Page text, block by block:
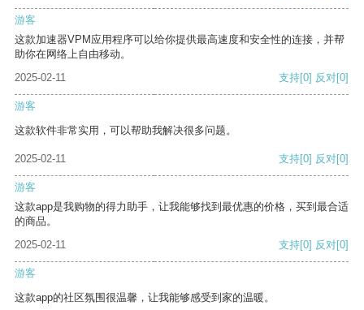
游客
这款加速器VPM应用程序可以给你提供最高速度和安全性的连接，并帮
助你在网络上自由移动。
2025-02-11
支持[0] 反对[0]
游客
这款软件非常实用，可以帮助我解决很多问题。
2025-02-11 支持[0] 反对[0]
游客
这款app是我购物的得力助手，让我能够找到最优惠的价格，买到最合适
的商品。
2025-02-11
支持[0] 反对[0]
游客
这款app的社区氛围很温馨，让我能够感受到家的温暖。